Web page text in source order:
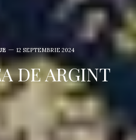
12 SEPTEMBRIE 2024
DE ARGINT